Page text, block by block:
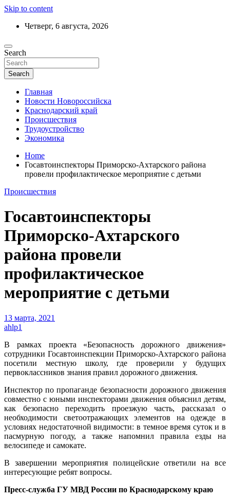
Skip to content
Четверг, 6 августа, 2026
Актуальные новости Новороссийска и
Краснодарского края
Ежедневный дайджест событий региона
Search
Search
Главная
Новости Новороссийска
Краснодарский край
Происшествия
Трудоустройство
Экономика
Home
Госавтоинспекторы Приморско-Ахтарского района
провели профилактическое мероприятие с детьми
Происшествия
Госавтоинспекторы
Приморско-Ахтарского
района провели
профилактическое
мероприятие с детьми
13 марта, 2021
ahlp1
В рамках проекта «Безопасность дорожного движения»
сотрудники Госавтоинспекции Приморско-Ахтарского района
посетили местную школу, где проверили у будущих
первоклассников знания правил дорожного движения.
Инспектор по пропаганде безопасности дорожного движения
совместно с юными инспекторами движения объяснил детям,
как безопасно переходить проезжую часть, рассказал о
необходимости светоотражающих элементов на одежде в
условиях недостаточной видимости: в темное время суток и в
пасмурную погоду, а также напомнил правила езды на
велосипеде и самокате.
В завершении мероприятия полицейские ответили на все
интересующие ребят вопросы.
Пресс-служба ГУ МВД России по Краснодарскому краю